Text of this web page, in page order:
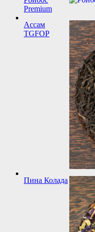
Premium
Ассам
TGFOP
Пина Колада